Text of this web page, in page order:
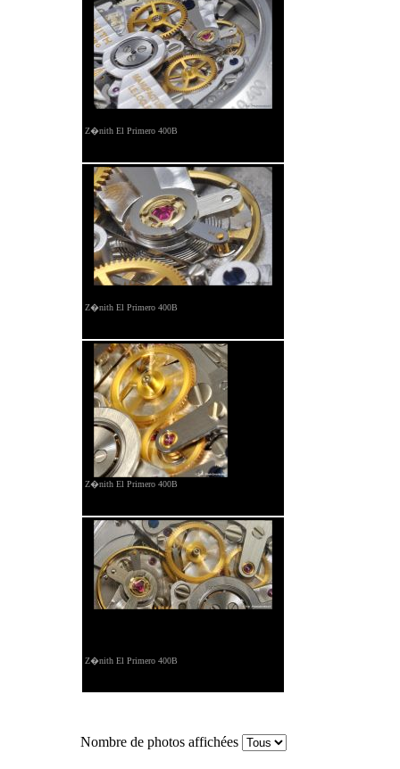
Z�nith El Primero 400B
Z�nith El Primero 400B
Z�nith El Primero 400B
Z�nith El Primero 400B
Nombre de photos affichées